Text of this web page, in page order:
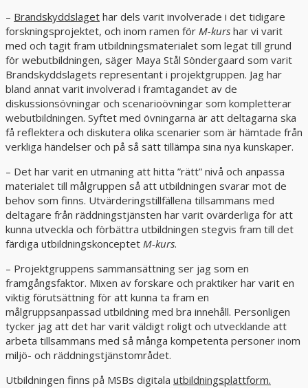
– Brandskyddslaget har dels varit involverade i det tidigare
forskningsprojektet, och inom ramen för M-kurs har vi varit
med och tagit fram utbildningsmaterialet som legat till grund
för webutbildningen, säger Maya Stål Söndergaard som varit
Brandskyddslagets representant i projektgruppen. Jag har
bland annat varit involverad i framtagandet av de
diskussionsövningar och scenarioövningar som kompletterar
webutbildningen. Syftet med övningarna är att deltagarna ska
få reflektera och diskutera olika scenarier som är hämtade från
verkliga händelser och på så sätt tillämpa sina nya kunskaper.
– Det har varit en utmaning att hitta ”rätt” nivå och anpassa
materialet till målgruppen så att utbildningen svarar mot de
behov som finns. Utvärderingstillfällena tillsammans med
deltagare från räddningstjänsten har varit ovärderliga för att
kunna utveckla och förbättra utbildningen stegvis fram till det
färdiga utbildningskonceptet M-kurs.
– Projektgruppens sammansättning ser jag som en
framgångsfaktor. Mixen av forskare och praktiker har varit en
viktig förutsättning för att kunna ta fram en
målgruppsanpassad utbildning med bra innehåll. Personligen
tycker jag att det har varit väldigt roligt och utvecklande att
arbeta tillsammans med så många kompetenta personer inom
miljö- och räddningstjänstområdet.
Utbildningen finns på MSBs digitala utbildningsplattform.